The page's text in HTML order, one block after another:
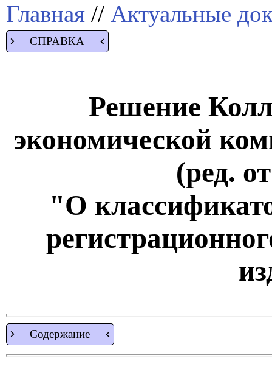
Главная // Актуальные
СПРАВКА
Решение
экономической
(ред.
"О
Содержание